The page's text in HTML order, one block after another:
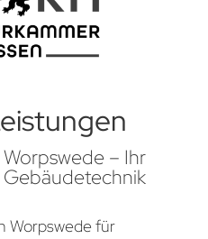
– Ihr
Worpswede für